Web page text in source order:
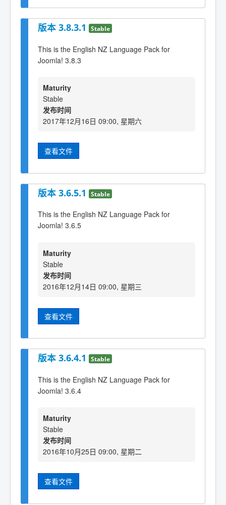
版本 3.8.3.1 Stable
This is the English NZ Language Pack for
Joomla! 3.8.3
Maturity
Stable
发布时间
2017年12月16日 09:00, 星期六
查看文件
版本 3.6.5.1 Stable
This is the English NZ Language Pack for
Joomla! 3.6.5
Maturity
Stable
发布时间
2016年12月14日 09:00, 星期三
查看文件
版本 3.6.4.1 Stable
This is the English NZ Language Pack for
Joomla! 3.6.4
Maturity
Stable
发布时间
2016年10月25日 09:00, 星期二
查看文件